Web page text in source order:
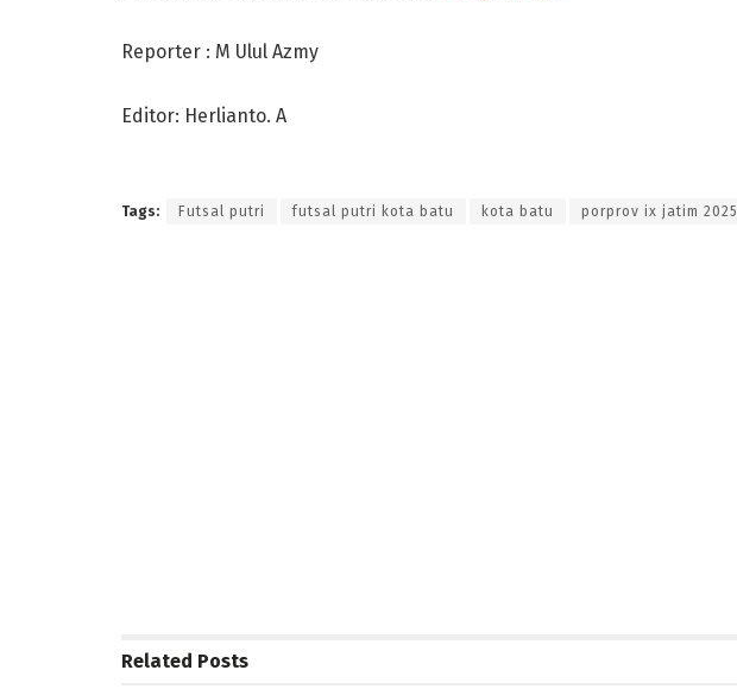
Reporter : M Ulul Azmy
Editor: Herlianto. A
Tags: Futsal putri futsal putri kota batu kota batu porprov ix jatim 2025
Related Posts